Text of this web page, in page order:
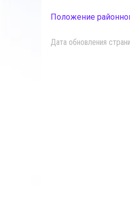
Положение
Дата обновления